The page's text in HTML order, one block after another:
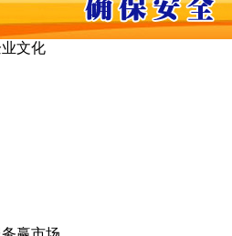
文化